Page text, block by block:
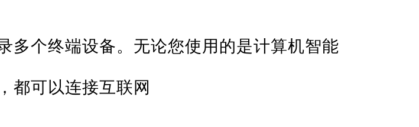
多个终端设备。无论您使用的是计算机智能
都可以连接互联网